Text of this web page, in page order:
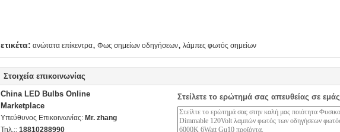
ετικέτα: ανώτατα επίκεντρα, Φως σημείων οδηγήσεων, λάμπες φωτός σημείων
Στοιχεία επικοινωνίας
China LED Bulbs Online
Marketplace
Υπεύθυνος Επικοινωνίας: Mr. zhang
Τηλ.:: 18810288990
Στείλετε το ερώτημά σας απευθείας σε εμάς